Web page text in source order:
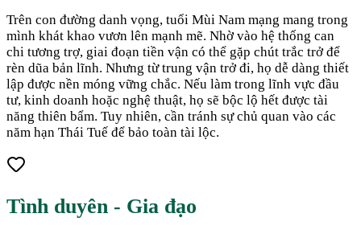
Trên con đường danh vọng, tuổi Mùi Nam mạng mang trong
mình khát khao vươn lên mạnh mẽ. Nhờ vào hệ thống can
chi tương trợ, giai đoạn tiền vận có thể gặp chút trắc trở để
rèn dũa bản lĩnh. Nhưng từ trung vận trở đi, họ dễ dàng thiết
lập được nền móng vững chắc. Nếu làm trong lĩnh vực đầu
tư, kinh doanh hoặc nghệ thuật, họ sẽ bộc lộ hết được tài
năng thiên bẩm. Tuy nhiên, cần tránh sự chủ quan vào các
năm hạn Thái Tuế để bảo toàn tài lộc.
Tình duyên - Gia đạo